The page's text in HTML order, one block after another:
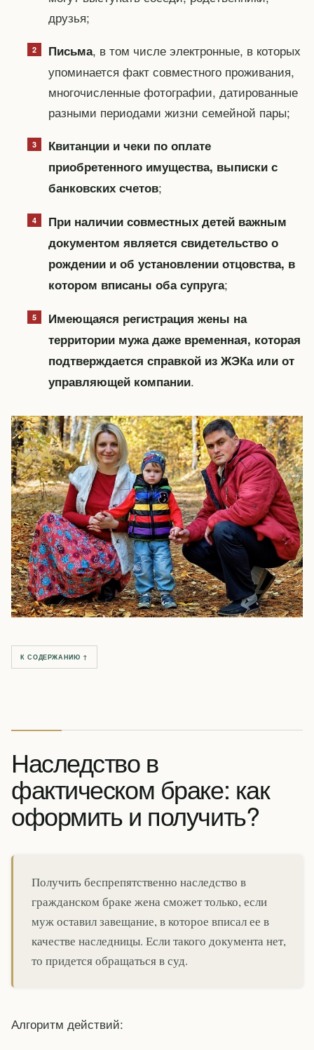
друзья;
Письма, в том числе электронные, в которых
упоминается факт совместного проживания,
многочисленные фотографии, датированные
разными периодами жизни семейной пары;
Квитанции и чеки по оплате
приобретенного имущества, выписки с
банковских счетов;
При наличии совместных детей важным
документом является свидетельство о
рождении и об установлении отцовства, в
котором вписаны оба супруга;
Имеющаяся регистрация жены на
территории мужа даже временная, которая
подтверждается справкой из ЖЭКа или от
управляющей компании.
К СОДЕРЖАНИЮ ↑
Наследство в
фактическом браке: как
оформить и получить?
Получить беспрепятственно наследство в
гражданском браке жена сможет только, если
муж оставил завещание, в которое вписал ее в
качестве наследницы. Если такого документа нет,
то придется обращаться в суд.
Алгоритм действий: